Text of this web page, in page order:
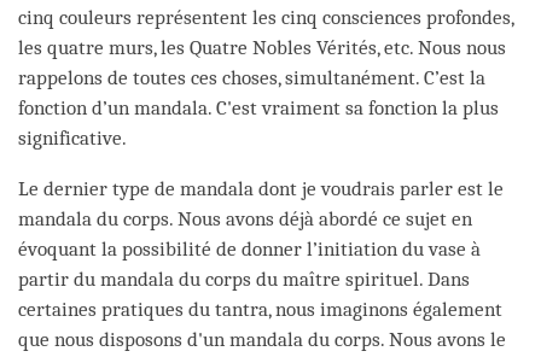
cinq couleurs représentent les cinq consciences profondes,
les quatre murs, les Quatre Nobles Vérités, etc. Nous nous
rappelons de toutes ces choses, simultanément. C’est la
fonction d’un mandala. C'est vraiment sa fonction la plus
significative.
Le dernier type de mandala dont je voudrais parler est le
mandala du corps. Nous avons déjà abordé ce sujet en
évoquant la possibilité de donner l’initiation du vase à
partir du mandala du corps du maître spirituel. Dans
certaines pratiques du tantra, nous imaginons également
que nous disposons d'un mandala du corps. Nous avons le